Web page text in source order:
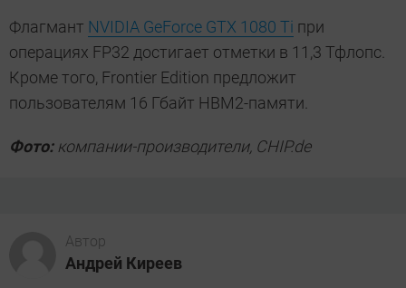
Флагмант NVIDIA GeForce GTX 1080 Ti при
операциях FP32 достигает отметки в 11,3 Тфлопс.
Кроме того, Frontier Edition предложит
пользователям 16 Гбайт HBM2-памяти.
Фото:компании-производители, CHIP.de
Автор
Андрей Киреев